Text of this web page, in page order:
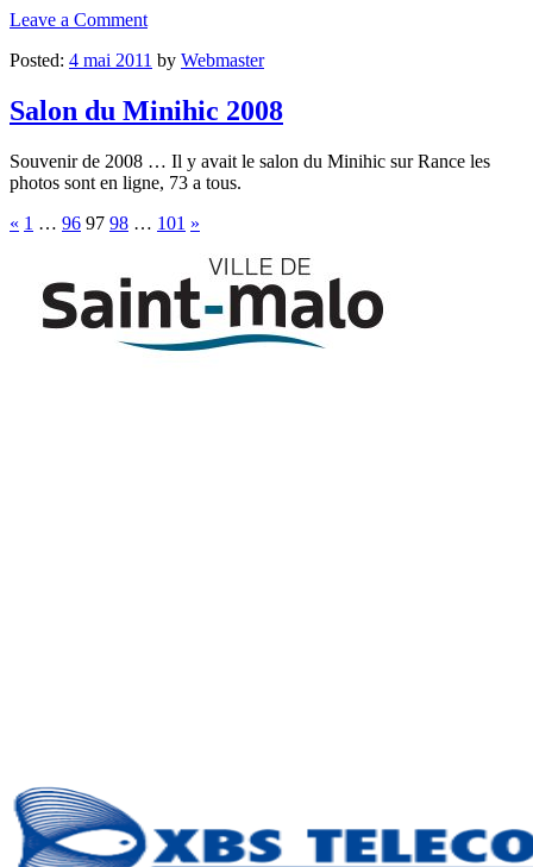
Leave a Comment
Posted: 4 mai 2011 by Webmaster
Salon du Minihic 2008
Souvenir de 2008 … Il y avait le salon du Minihic sur Rance les
photos sont en ligne, 73 a tous.
Pagination
publications
« 1 … 96 97 98 … 101 »